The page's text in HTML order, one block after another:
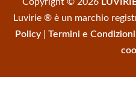
Copyright © 2026
Luvirie ® è un marchio
Policy
Termini e Condizioni